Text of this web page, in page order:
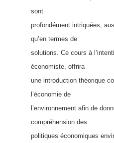
sont
profondément intriquées,
qu’en termes de
solutions. Ce cours à
économiste, offrira
une introduction théorique
l’économie de
l’environnement afin de
compréhension des
politiques économiques